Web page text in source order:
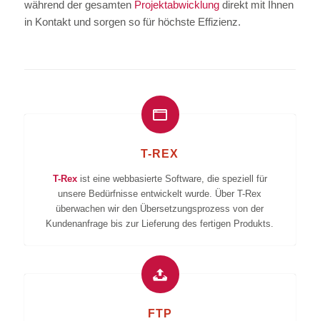
während der gesamten Projektabwicklungdirekt mit Ihnen
in Kontakt und sorgen so für höchste Effizienz.
T-REX
T-Rexist eine webbasierte Software, die speziell für
unsere Bedürfnisse entwickelt wurde. Über T-Rex
überwachen wir den Übersetzungsprozess von der
Kundenanfrage bis zur Lieferung des fertigen Produkts.
FTP